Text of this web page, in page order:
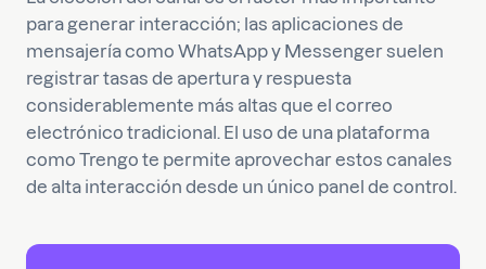
para generar interacción; las aplicaciones de
mensajería como WhatsApp y Messenger suelen
registrar tasas de apertura y respuesta
considerablemente más altas que el correo
electrónico tradicional. El uso de una plataforma
como Trengo te permite aprovechar estos canales
de alta interacción desde un único panel de control.